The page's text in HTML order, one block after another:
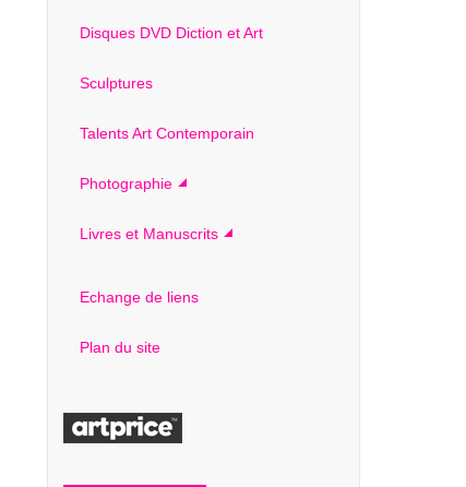
Disques DVD Diction et Art
Sculptures
Talents Art Contemporain
Photographie
Livres et Manuscrits
Echange de liens
Plan du site